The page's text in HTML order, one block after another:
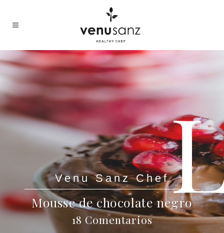
Venu Sanz Chef
Mousse de chocolate negro
18 Comentarios